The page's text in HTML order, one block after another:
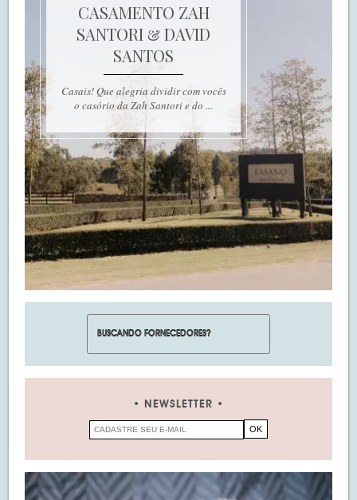
CASAMENTO ZAH
SANTORI & DAVID
SANTOS
Casais! Que alegria dividir com vocês
o casório da Zah Santori e do ...
NEWSLETTER